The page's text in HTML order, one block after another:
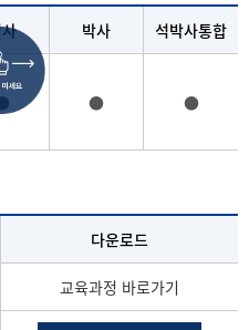
박사 석박사통합
● ●
다운로드
교육과정 바로가기